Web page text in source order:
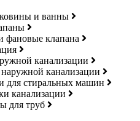
и ванны
фановые клапана
канализации
канализации
для стиральных машин
канализации
для труб